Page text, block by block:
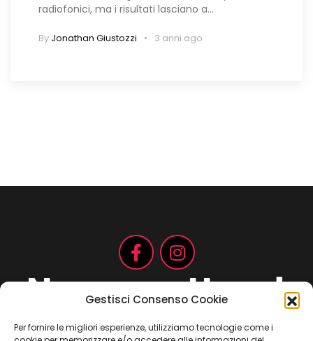
Gestisci Consenso Cookie
Per fornire le migliori esperienze, utilizziamo tecnologie come i
radiofonici, ma i risultati lasciano a…
By Jonathan Giustozzi 3 anni ago
Non aspettare!